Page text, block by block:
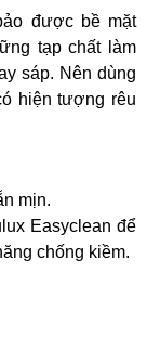
được bề mặt
tạp chất làm
sáp. Nên dùng
hiện tượng rêu
mịn.
Easyclean để
chống kiềm.